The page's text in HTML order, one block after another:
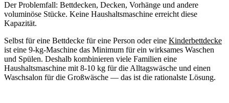
Der Problemfall: Bettdecken, Decken, Vorhänge und andere
voluminöse Stücke. Keine Haushaltsmaschine erreicht diese
Kapazität.
Selbst für eine Bettdecke für eine Person oder eine Kinderbettdecke
ist eine 9-kg-Maschine das Minimum für ein wirksames Waschen
und Spülen. Deshalb kombinieren viele Familien eine
Haushaltsmaschine mit 8-10 kg für die Alltagswäsche und einen
Waschsalon für die Großwäsche — das ist die rationalste Lösung.